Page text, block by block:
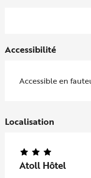
Accessibilité
Accessible en
Localisation
Atoll Hôtel